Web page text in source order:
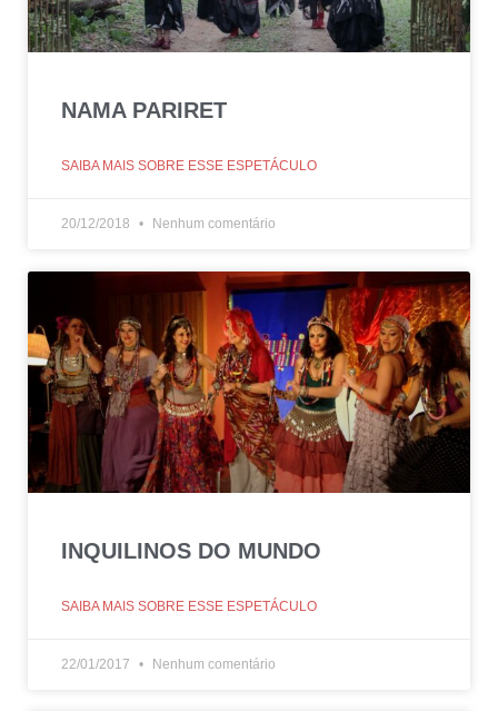
NAMA PARIRET
SAIBA MAIS SOBRE ESSE ESPETÁCULO
20/12/2018 Nenhum comentário
INQUILINOS DO MUNDO
SAIBA MAIS SOBRE ESSE ESPETÁCULO
22/01/2017 Nenhum comentário